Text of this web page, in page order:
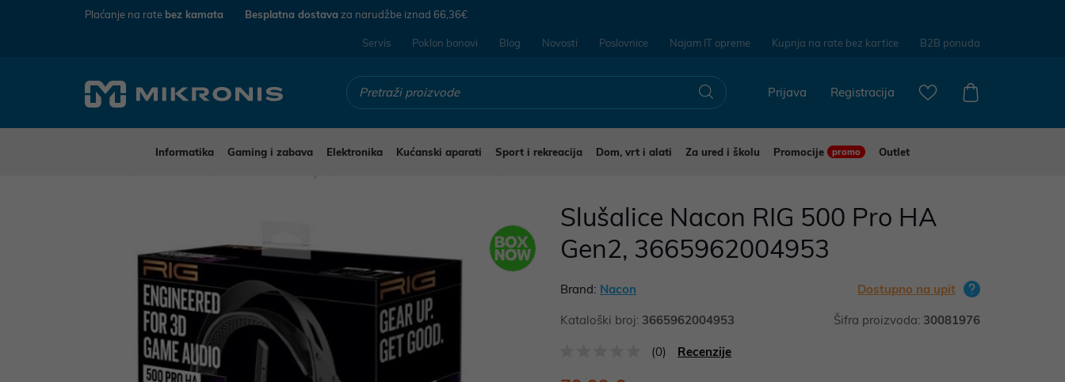
Plaćanje na rate bez kamata Besplatna dostava za narudžbe iznad 66,36€
Servis Poklon bonovi Blog Novosti Poslovnice Najam IT opreme Kupnja na rate bez kartice B2B ponuda
Registracija
Prijava
Informatika Gaming i zabava Elektronika Kućanski aparati Sport i rekreacija Dom, vrt i alati Za ured i školu Promocije promo
Outlet
Slušalice Nacon RIG 500 Pro HA
Gen2, 3665962004953
Brand: Nacon Dostupno na upit
Kataloški broj: 3665962004953 Šifra proizvoda: 30081976
(0) Recenzije